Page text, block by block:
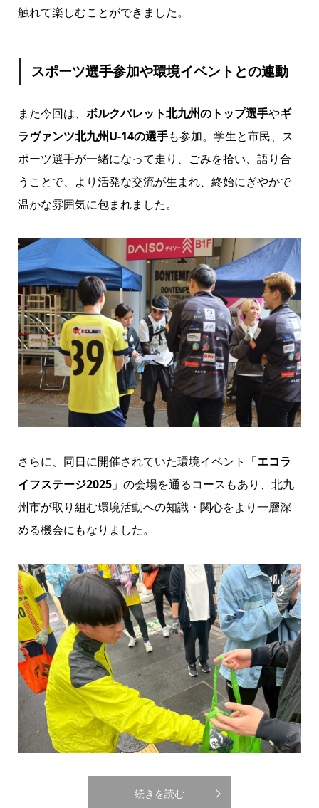
触れて楽しむことができました。
スポーツ選手参加や環境イベントとの連動
また今回は、 ボルクバレット北九州のトップ選手やギ
ラヴァンツ北九州U-14の選手も参加。学生と市民、ス
ポーツ選手が一緒になって走り、ごみを拾い、語り合
うことで、より活発な交流が生まれ、終始にぎやかで
温かな雰囲気に包まれました。
さらに、同日に開催されていた環境イベント「エコラ
イフステージ2025」の会場を通るコースもあり、北九
州市が取り組む環境活動への知識・関心をより一層深
める機会にもなりました。
続きを読む